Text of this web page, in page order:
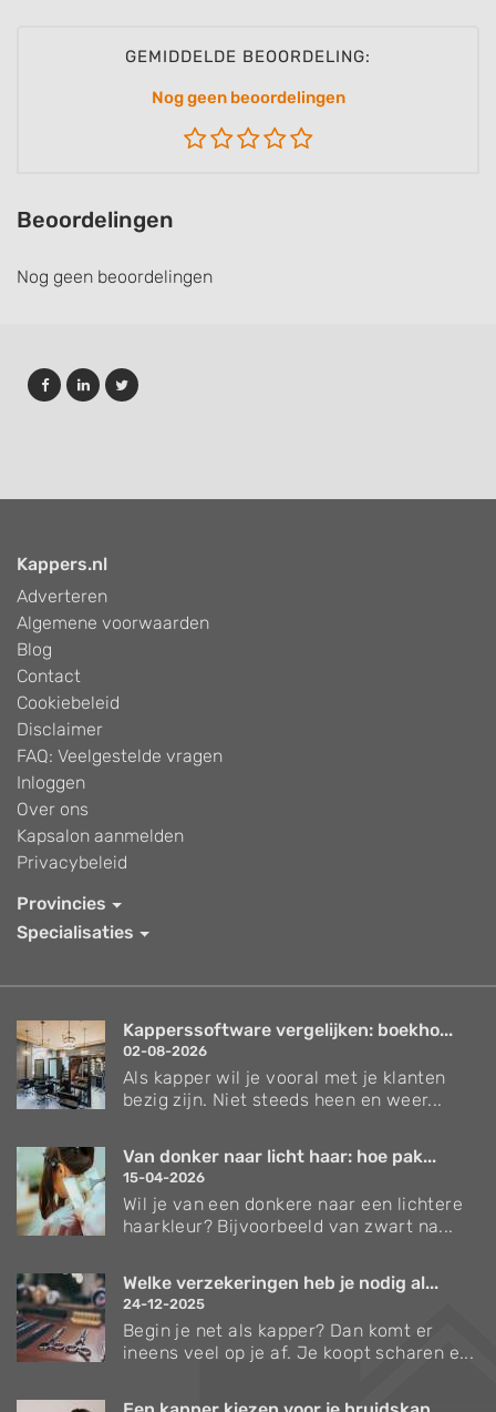
GEMIDDELDE BEOORDELING:
Nog geen beoordelingen
Beoordelingen
Nog geen beoordelingen
Kappers.nl
Adverteren
Algemene voorwaarden
Blog
Contact
Cookiebeleid
Disclaimer
FAQ: Veelgestelde vragen
Inloggen
Over ons
Kapsalon aanmelden
Privacybeleid
Provincies
Specialisaties
Kapperssoftware vergelijken: boekho...
02-08-2026
Als kapper wil je vooral met je klanten
bezig zijn. Niet steeds heen en weer...
Van donker naar licht haar: hoe pak...
15-04-2026
Wil je van een donkere naar een lichtere
haarkleur? Bijvoorbeeld van zwart na...
Welke verzekeringen heb je nodig al...
24-12-2025
Begin je net als kapper? Dan komt er
ineens veel op je af. Je koopt scharen e...